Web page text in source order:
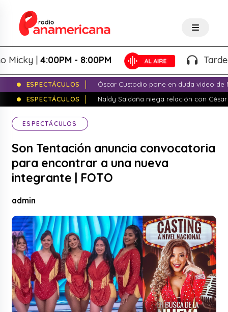
|4:00PM - 8:00PM Tardeo
ESPECTÁCULOS
Óscar Custodio pone en duda video de
ESPECTÁCULOS
Naldy Saldaña niega relación con
ESPECTÁCULOS
Son Tentación anuncia convocatoria
para encontrar a una nueva
integrante | FOTO
admin